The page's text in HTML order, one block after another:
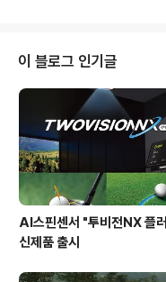
중 11개 대회에서 한국 선수들이
3개 대회 중 1개 대회 꼴로
^^ 그 중 2승을 차지한 선수들도
들 긴장 많이 했을 것 같죠? ▶
승 기록 ◀ 3월 - 요코하마
이 블로그 인기글
AI스핀센서 "투비전NX 플
신제품 출시